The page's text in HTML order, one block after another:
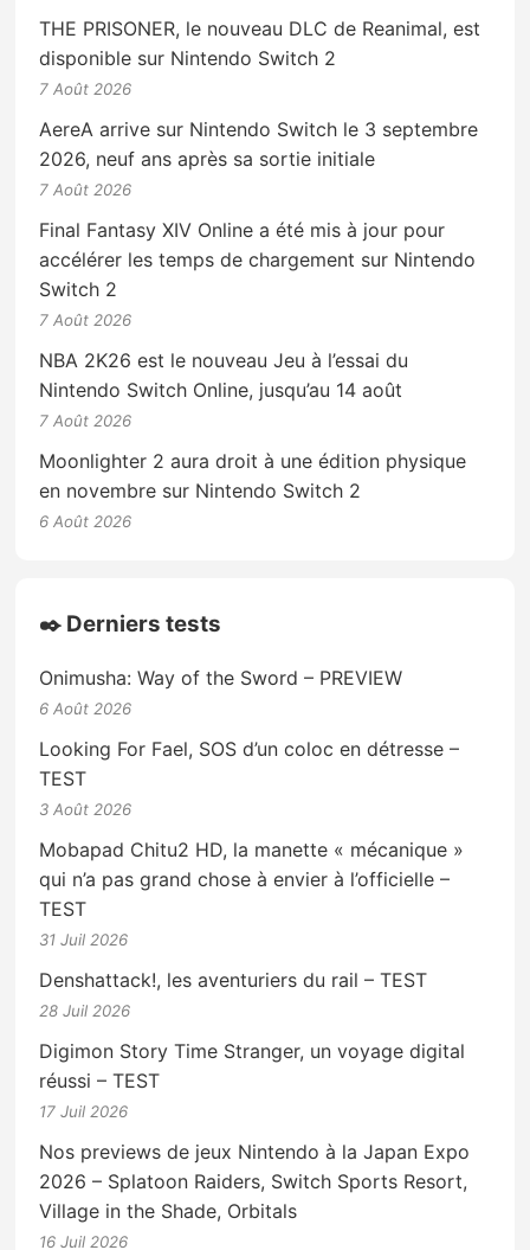
THE PRISONER, le nouveau DLC de Reanimal, est
disponible sur Nintendo Switch 2
7 Août 2026
AereA arrive sur Nintendo Switch le 3 septembre
2026, neuf ans après sa sortie initiale
7 Août 2026
Final Fantasy XIV Online a été mis à jour pour
accélérer les temps de chargement sur Nintendo
Switch 2
7 Août 2026
NBA 2K26 est le nouveau Jeu à l’essai du
Nintendo Switch Online, jusqu’au 14 août
7 Août 2026
Moonlighter 2 aura droit à une édition physique
en novembre sur Nintendo Switch 2
6 Août 2026
✒️ Derniers tests
Onimusha: Way of the Sword – PREVIEW
6 Août 2026
Looking For Fael, SOS d’un coloc en détresse –
TEST
3 Août 2026
Mobapad Chitu2 HD, la manette « mécanique »
qui n’a pas grand chose à envier à l’officielle –
TEST
31 Juil 2026
Denshattack!, les aventuriers du rail – TEST
28 Juil 2026
Digimon Story Time Stranger, un voyage digital
réussi – TEST
17 Juil 2026
Nos previews de jeux Nintendo à la Japan Expo
2026 – Splatoon Raiders, Switch Sports Resort,
Village in the Shade, Orbitals
16 Juil 2026